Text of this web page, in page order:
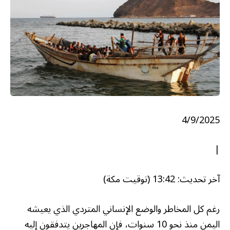
4/9/2025
|
آخر تحديث: 13:42 (توقيت مكة)
رغم كل المخاطر والوضع الإنساني المتردي الذي يعيشه
اليمن منذ نحو 10 سنوات، فإن المهاجرين يتدفقون إليه